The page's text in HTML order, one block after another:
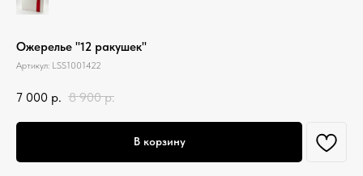
Ожерелье "12 ракушек"
Артикул: LSS1001422
7 000 р. 8 900 р.
В корзину